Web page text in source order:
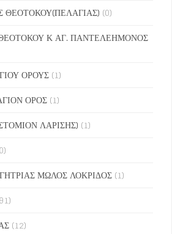
ΘΕΟΤΟΚΟΥ(ΠΕΛΑΓΙΑΣ) (0)
ΘΕΟΤΟΚΟΥ Κ ΑΓ. ΠΑΝΤΕΛΕΗΜΟΝΟΣ
ΟΡΟΥΣ (1)
ΟΡΟΣ(1)
ΛΑΡΙΣΗΣ) (1)
ΜΩΛΟΣ ΛΟΚΡΙΔΟΣ (1)
(12)